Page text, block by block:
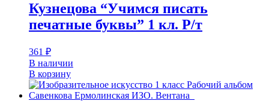
Кузнецова “Учимся писать
печатные буквы” 1 кл. Р/т
361 ₽
В наличии
В корзину